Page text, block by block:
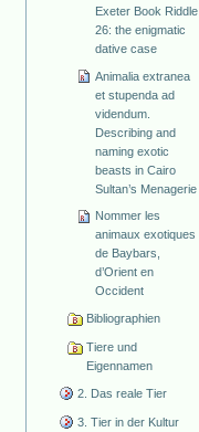
Exeter Book Riddle
26: the enigmatic
dative case
Animalia extranea
et stupenda ad
videndum.
Describing and
naming exotic
beasts in Cairo
Sultan’s Menagerie
Nommer les
animaux exotiques
de Baybars,
d’Orient en
Occident
Bibliographien
Tiere und
Eigennamen
2. Das reale Tier
3. Tier in der Kultur